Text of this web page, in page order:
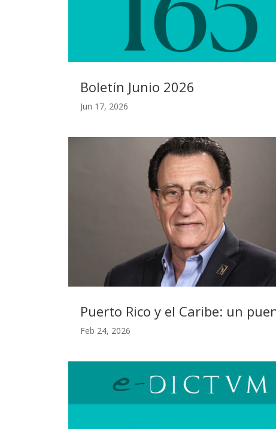
Boletín Junio 2026
Jun 17, 2026
Puerto Rico y el Caribe: un
Feb 24, 2026